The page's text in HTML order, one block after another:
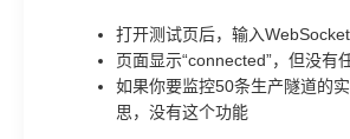
打开测试页后，输入
页面显示“connected”，但没有
如果你要监控50条生产隧道的
思，没有这个功能